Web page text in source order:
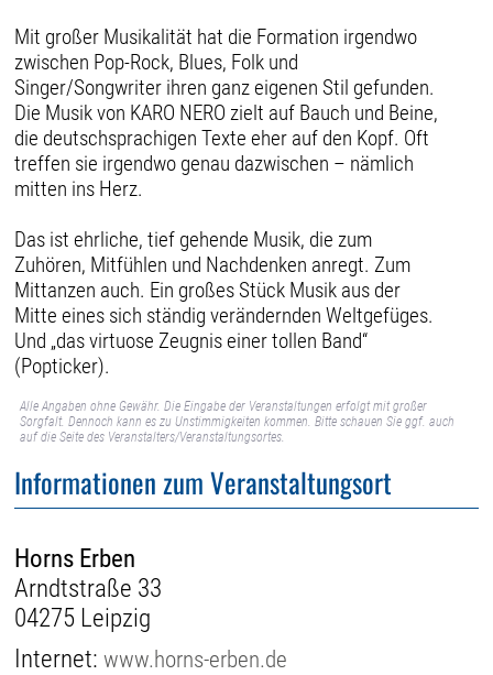
Mit großer Musikalität hat die Formation irgendwo
zwischen Pop-Rock, Blues, Folk und
Singer/Songwriter ihren ganz eigenen Stil gefunden.
Die Musik von KARO NERO zielt auf Bauch und Beine,
die deutschsprachigen Texte eher auf den Kopf. Oft
treffen sie irgendwo genau dazwischen – nämlich
mitten ins Herz.
Das ist ehrliche, tief gehende Musik, die zum
Zuhören, Mitfühlen und Nachdenken anregt. Zum
Mittanzen auch. Ein großes Stück Musik aus der
Mitte eines sich ständig verändernden Weltgefüges.
Und „das virtuose Zeugnis einer tollen Band“
(Popticker).
Alle Angaben ohne Gewähr. Die Eingabe der Veranstaltungen erfolgt mit großer
Sorgfalt. Dennoch kann es zu Unstimmigkeiten kommen. Bitte schauen Sie ggf. auch
auf die Seite des Veranstalters/Veranstaltungsortes.
Informationen zum Veranstaltungsort
Horns Erben
Arndtstraße 33
04275 Leipzig
Internet:www.horns-erben.de